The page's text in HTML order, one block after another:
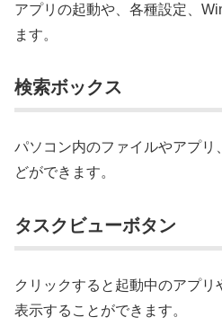
アプリの起動や、各種設定、
ます。
検索ボックス
パソコン内のファイルやアプリ
どができます。
タスクビューボタン
クリックすると起動中のアプ
表示することができます。